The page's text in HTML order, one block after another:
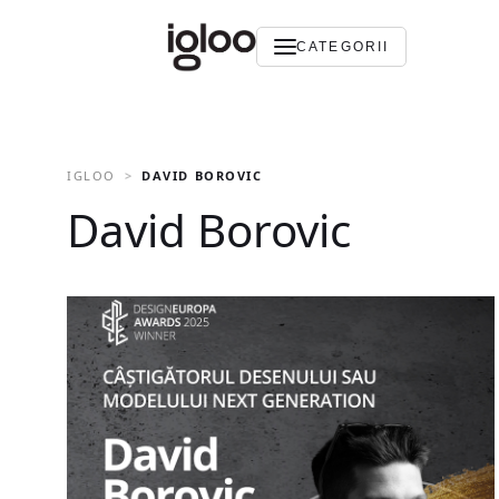
CATEGORII
IGLOO DAVID BOROVIC
David Borovic